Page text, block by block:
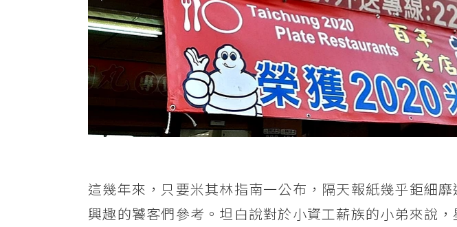
這幾年來，只要米其林指南一公布，隔天報紙幾乎鉅細
興趣的饕客們參考。坦白說對於小資工薪族的小弟來說